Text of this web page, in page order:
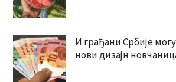
И грађани Србије могу
нови дизајн